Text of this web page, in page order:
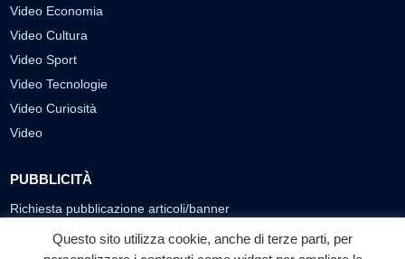
Video Economia
Video Cultura
Video Sport
Video Tecnologie
Video Curiosità
Video
PUBBLICITÀ
Richiesta pubblicazione articoli/banner
SEGUICI SUI SOCIAL
Questo sito utilizza cookie, anche di terze parti, per